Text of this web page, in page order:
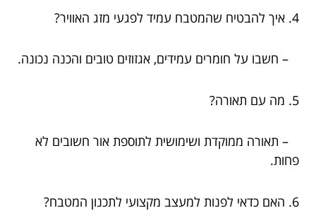
4. איך להבטיח שהמטבח עמיד לפגעי מזג האוויר?
– חשבו על חומרים עמידים, אגזוזים טובים והכנה נכונה.
5. מה עם תאורה?
– תאורה ממוקדת ושימושית לתוספת אור חשובים לא
פחות.
6. האם כדאי לפנות למעצב מקצועי לתכנון המטבח?